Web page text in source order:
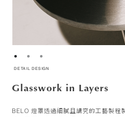
DETAIL DESIGN
Glasswork in Layers
BELO 燈罩透過細膩且講究的工藝製程
DETAIL DESIGN
Seamless Control
燈體底部整合無段式觸控調光，透過直
DETAIL DESIGN
Colors for Everyday
BELO 以細緻挑選的色彩組合呈現，並